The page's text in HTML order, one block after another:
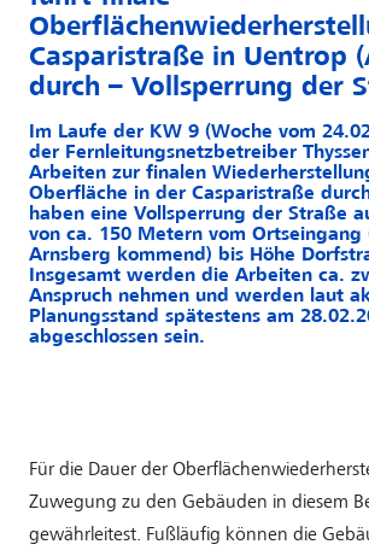
Casparistraße in Uentrop
durch – Vollsperrung der
Im Laufe der KW 9 (Woche vom
der Fernleitungsnetzbetreiber
Arbeiten zur finalen
Oberfläche in der Casparistraße
haben eine Vollsperrung der Straße
von ca. 150 Metern vom Ortseingang
Arnsberg kommend) bis Höhe
Insgesamt werden die Arbeiten ca.
Anspruch nehmen und werden laut
Planungsstand spätestens am
abgeschlossen sein.
Für die Dauer der
Zuwegung zu den Gebäuden in diesem
gewährleitest. Fußläufig können die